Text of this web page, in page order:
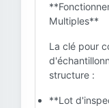
Multiples**
La clé pour
structure :
**Lot